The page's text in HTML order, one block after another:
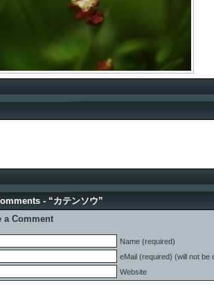
- “カテンソウ”
a Comment
Name (required)
eMail (required) (will not be
Website